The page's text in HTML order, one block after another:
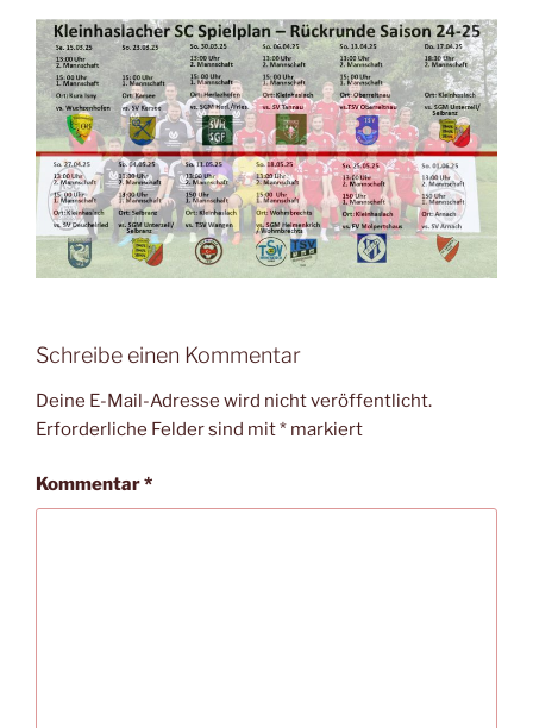
Schreibe einen Kommentar
Deine E-Mail-Adresse wird nicht veröffentlicht.
Erforderliche Felder sind mit* markiert
Kommentar*